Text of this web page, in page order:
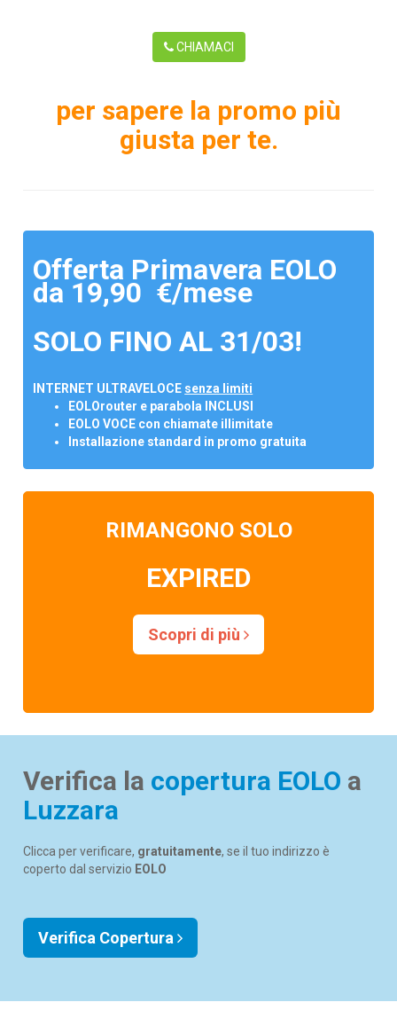
CHIAMACI
per sapere la promo più
giusta per te.
Offerta Primavera EOLO
da 19,90 €/mese
SOLO FINO AL 31/03!
INTERNET ULTRAVELOCE senza limiti
EOLOrouter e parabola INCLUSI
EOLO VOCE con chiamate illimitate
Installazione standard in promo gratuita
RIMANGONO SOLO
EXPIRED
Scopri di più
Verifica la copertura EOLO a
Luzzara
Clicca per verificare, gratuitamente, se il tuo indirizzo è
coperto dal servizio EOLO
Verifica Copertura